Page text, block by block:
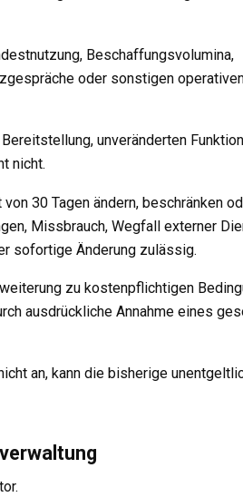
Beschaffungsvolumina,
oder sonstigen
unveränderten
nicht.
30 Tagen ändern, beschränken
Missbrauch, Wegfall externer
sofortige Änderung zulässig.
zu kostenpflichtigen
ausdrückliche Annahme eines
an, kann die bisherige